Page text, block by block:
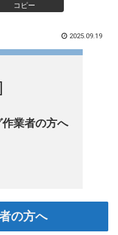
コピー
2025.09.19
業者の方へ
の方へ